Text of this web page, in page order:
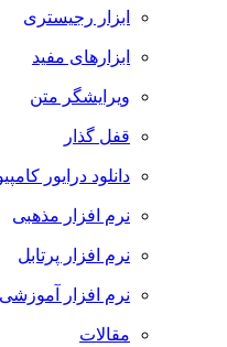
ابزار رجیستری
ابزارهای مفید
ویرایشگر متن
قفل گذار
دانلود درایور
نرم افزار مذهبی
نرم افزار پرتابل
نرم افزار آموزشی
مقالات